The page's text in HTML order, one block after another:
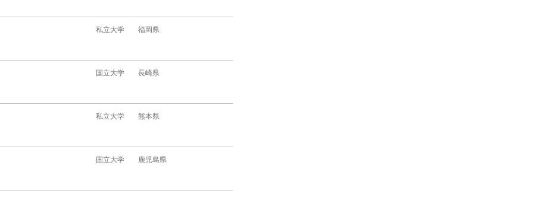
私立大学 福岡県
国立大学 長崎県
私立大学 熊本県
国立大学 鹿児島県